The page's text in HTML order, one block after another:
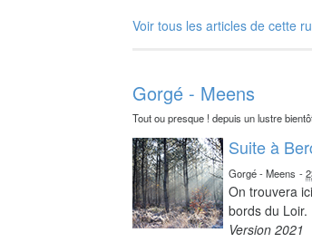
Voir tous les articles de cette
Gorgé - Meens
Tout ou presque ! depuis un lustre
Suite à
Gorgé - Meens -
On trouvera
bords du Loir.
Version 2021